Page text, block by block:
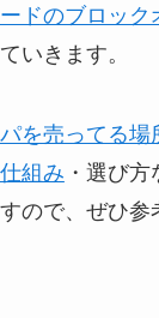
ドのブロック
いきます。
を売ってる場
組み ・選び
ので、ぜひ参